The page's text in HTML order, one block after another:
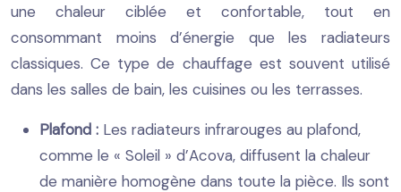
une chaleur ciblée et confortable, tout en
consommant moins d’énergie que les radiateurs
classiques. Ce type de chauffage est souvent utilisé
dans les salles de bain, les cuisines ou les terrasses.
Plafond : Les radiateurs infrarouges au plafond,
comme le « Soleil » d’Acova, diffusent la chaleur
de manière homogène dans toute la pièce. Ils sont